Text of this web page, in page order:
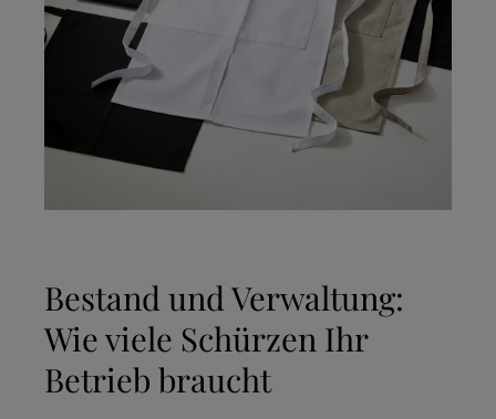
Bestand und Verwaltung:
Wie viele Schürzen Ihr
Betrieb braucht